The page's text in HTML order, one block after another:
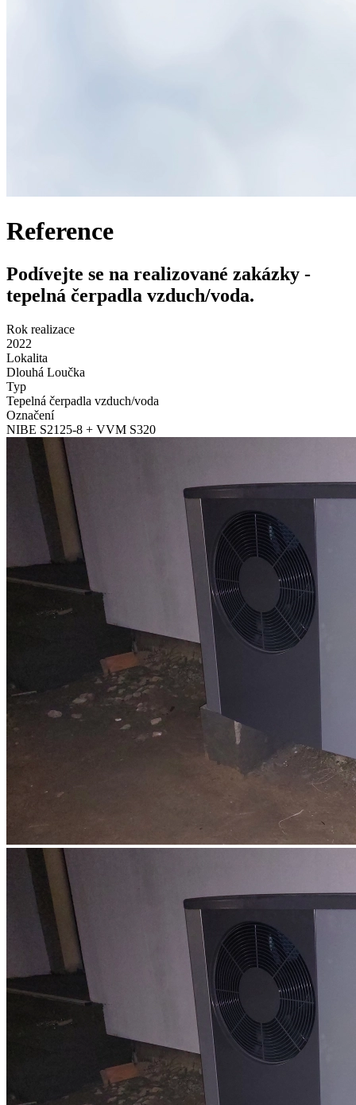
Reference
Podívejte se na realizované zakázky -
tepelná čerpadla vzduch/voda.
Rok realizace
2022
Lokalita
Dlouhá Loučka
Typ
Tepelná čerpadla vzduch/voda
Označení
NIBE S2125-8 + VVM S320